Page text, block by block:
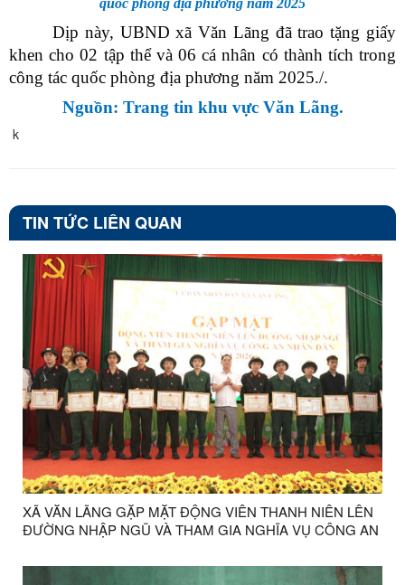
Dịp này, UBND xã Văn Lãng đã trao tặng giấy
khen cho 02 tập thể và 06 cá nhân có thành tích trong
công tác quốc phòng địa phương năm 2025./.
Nguồn: Trang tin khu vực Văn Lãng.
k
TIN TỨC LIÊN QUAN
XÃ VĂN LÃNG GẶP MẶT ĐỘNG VIÊN THANH NIÊN LÊN
ĐƯỜNG NHẬP NGŨ VÀ THAM GIA NGHĨA VỤ CÔNG AN